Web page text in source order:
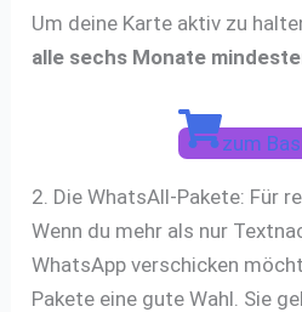
Um deine Karte aktiv zu
alle sechs Monate
zum
2. Die WhatsAll-Pakete: Für
Wenn du mehr als nur
WhatsApp verschicken
Pakete eine gute Wahl. Sie